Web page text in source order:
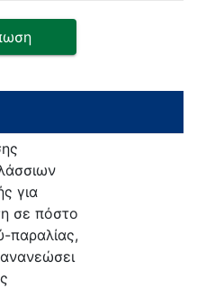
για
σε πόστο
παραλίας,